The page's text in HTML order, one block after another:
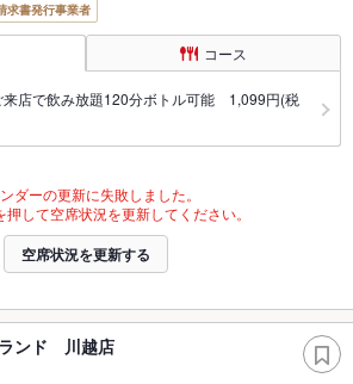
求書発行事業者
コース
店で飲み放題120分ボトル可能 1,099円(税
ダーの更新に失敗しました。
して空席状況を更新してください。
空席状況を更新する
ンド 川越店